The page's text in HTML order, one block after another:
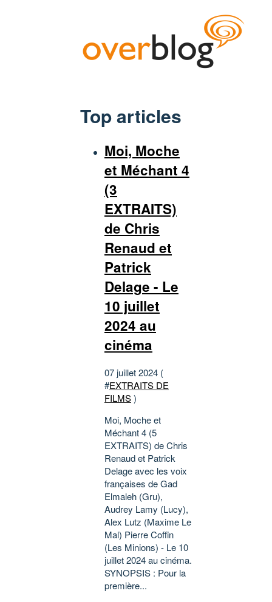
Top articles
Moi, Moche
et Méchant 4
(3
EXTRAITS)
de Chris
Renaud et
Patrick
Delage - Le
10 juillet
2024 au
cinéma
07 juillet 2024 (
#EXTRAITS DE
FILMS)
Moi, Moche et
Méchant 4 (5
EXTRAITS) de Chris
Renaud et Patrick
Delage avec les voix
françaises de Gad
Elmaleh (Gru),
Audrey Lamy (Lucy),
Alex Lutz (Maxime Le
Mal) Pierre Coffin
(Les Minions) - Le 10
juillet 2024 au cinéma.
SYNOPSIS : Pour la
première...